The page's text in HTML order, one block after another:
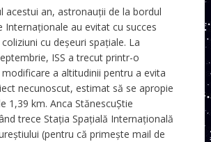
acestui an, astronauții de la bordul
Internaționale au evitat cu succes
cu deșeuri spațiale. La
ISS a trecut printr-o
a altitudinii pentru a evita
necunoscut, estimat să se apropie
1,39 km. Anca StănescuȘtie
trece Stația Spațială Internațională
(pentru că primește mail de